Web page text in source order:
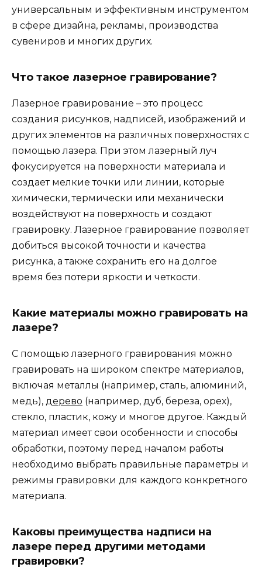
универсальным и эффективным инструментом
в сфере дизайна, рекламы, производства
сувениров и многих других.
Что такое лазерное гравирование?
Лазерное гравирование – это процесс
создания рисунков, надписей, изображений и
других элементов на различных поверхностях с
помощью лазера. При этом лазерный луч
фокусируется на поверхности материала и
создает мелкие точки или линии, которые
химически, термически или механически
воздействуют на поверхность и создают
гравировку. Лазерное гравирование позволяет
добиться высокой точности и качества
рисунка, а также сохранить его на долгое
время без потери яркости и четкости.
Какие материалы можно гравировать на
лазере?
С помощью лазерного гравирования можно
гравировать на широком спектре материалов,
включая металлы (например, сталь, алюминий,
медь), дерево (например, дуб, береза, орех),
стекло, пластик, кожу и многое другое. Каждый
материал имеет свои особенности и способы
обработки, поэтому перед началом работы
необходимо выбрать правильные параметры и
режимы гравировки для каждого конкретного
материала.
Каковы преимущества надписи на
лазере перед другими методами
гравировки?